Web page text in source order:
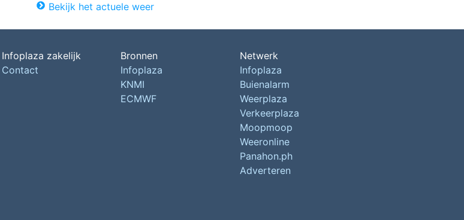
Bekijk het actuele weer
Infoplaza zakelijk
Contact
Bronnen
Infoplaza
KNMI
ECMWF
Netwerk
Infoplaza
Buienalarm
Weerplaza
Verkeerplaza
Moopmoop
Weeronline
Panahon.ph
Adverteren